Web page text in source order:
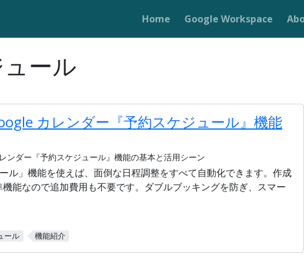
Home Google Workspace
ール
カレンダー『予約スケジュール』機能
ンダー『予約スケジュール』機能の基本と活用シーン
ル」機能を使えば、面倒な日程調整をすべて自動化できます。作成
能なので追加費用も不要です。ダブルブッキングを防ぎ、スマー
ール 機能紹介